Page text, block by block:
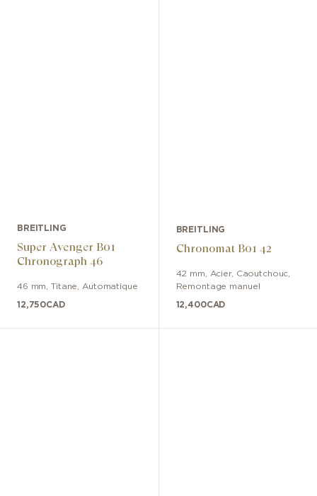
BREITLING
Super Avenger B01
Chronograph 46
46 mm ,Titane Automatique
12,750CAD
BREITLING
Chronomat B01 42
42 mm Acier, Caoutchouc
Remontage manuel
12,400CAD